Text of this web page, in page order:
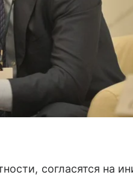
согласятся на